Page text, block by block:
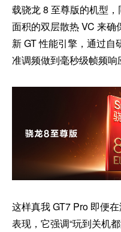
载骁龙 8 至尊版的机型
面积的双层散热 VC 来
新 GT 性能引擎，通过
准调频做到毫秒级帧频响
这样真我 GT7 Pro 即便
表现，它强调“玩到关机